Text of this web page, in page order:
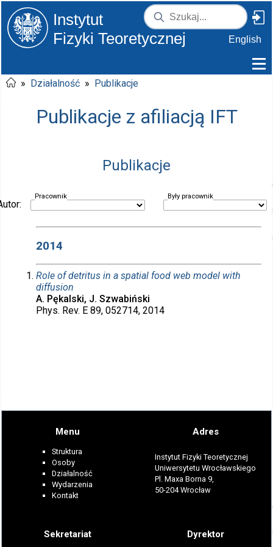
Instytut
Fizyki Teoretycznej
English
» Działalność » Publikacje
Publikacje z afiliacją IFT
Publikacje
Pracownik Były pracownik
2014
Role of detritus in a spatial food web model with
diffusion
A. Pękalski, J. Szwabiński
Phys. Rev. E 89, 052714, 2014
Menu
Struktura
Osoby
Działalność
Wydarzenia
Kontakt
Adres
Instytut Fizyki Teoretycznej
Uniwersytetu Wrocławskiego
Pl. Maxa Borna 9,
50-204 Wrocław
Sekretariat Dyrektor